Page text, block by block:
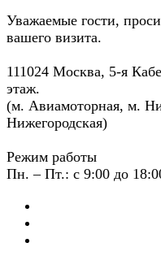
Уважаемые гости,
вашего визита.
111024 Москва, 5-я
этаж.
(м. Авиамоторная, м.
Нижегородская)
Режим работы
Пн. – Пт.: с 9:00 до